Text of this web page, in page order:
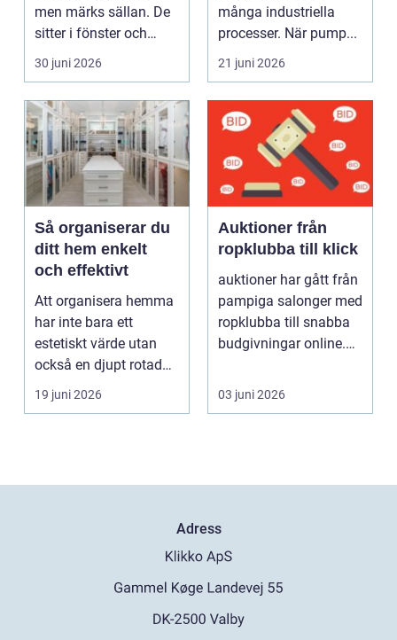
men märks sällan. De
sitter i fönster och
dörrar, i kylskå...
30 juni 2026
många industriella
processer. När pump...
21 juni 2026
Så organiserar du
ditt hem enkelt
och effektivt
Att organisera hemma
har inte bara ett
estetiskt värde utan
också en djupt rotad
på...
19 juni 2026
Auktioner från
ropklubba till klick
auktioner har gått från
pampiga salonger med
ropklubba till snabba
budgivningar online.
03 juni 2026
Adress